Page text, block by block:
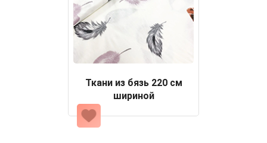
Ткани из бязь 220 см
шириной